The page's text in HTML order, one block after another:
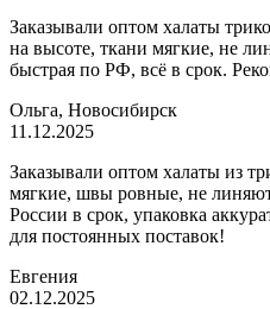
Заказывали оптом халаты
на высоте, ткани мягкие, не
быстрая по РФ, всё в срок.
Ольга, Новосибирск
11.12.2025
Заказывали оптом халаты из
мягкие, швы ровные, не
России в срок, упаковка
для постоянных поставок!
Евгения
02.12.2025